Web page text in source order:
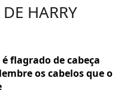
HARRY
flagrado de cabeça
os cabelos que o